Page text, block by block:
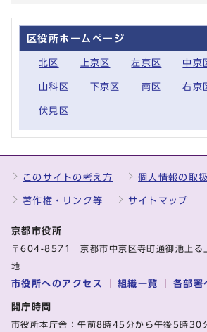
区役所ホームページ
北区 上京区 左京区 中京
山科区 下京区 南区 右京
伏見区
このサイトの考え方 個人情報の取
著作権・リンク等 サイトマップ
京都市役所
〒604-8571 京都市中京区寺町通御池上る
地
市役所へのアクセス 組織一覧 各部署
開庁時間
市役所本庁舎：午前8時45分から午後5時